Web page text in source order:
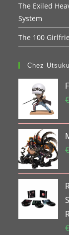
The Exiled
System
The 100
Chez
€
€